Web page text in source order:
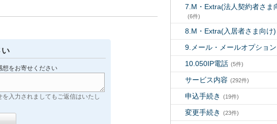
7.M・Extra(法人契約者さま
(6件)
8.M・Extra(入居者さま向け)
9.メール・メールオプション
10.050IP電話 (5件)
サービス内容 (292件)
申込手続き (19件)
変更手続き (23件)
想をお寄せください
を入力されましてもご返信はいたし